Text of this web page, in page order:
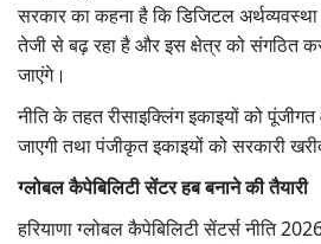
सरकार का कहना है कि डिजिटल
तेजी से बढ़ रहा है और इस क्षेत्र को संगठित
जाएंगे।
नीति के तहत रीसाइक्लिंग इकाइयों को
जाएगी तथा पंजीकृत इकाइयों को सरकारी
ग्लोबल कैपेबिलिटी सेंटर हब बनाने की तैयारी
हरियाणा ग्लोबल कैपेबिलिटी सेंटर्स नीति